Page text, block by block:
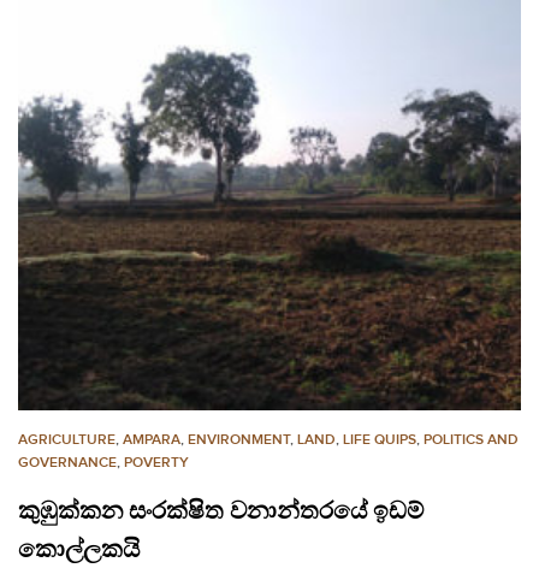
AGRICULTURE, AMPARA, ENVIRONMENT, LAND, LIFE QUIPS, POLITICS AND
GOVERNANCE, POVERTY
කුඹුක්කන සංරක්ෂිත වනාන්තරයේ ඉඩම්
කොල්ලකයි